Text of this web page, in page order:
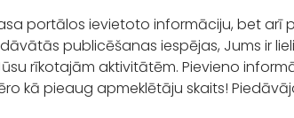
portālos ievietoto informāciju, bet arī
publicēšanas iespējas, Jums ir
rīkotajām aktivitātēm. Pievieno
kā pieaug apmeklētāju skaits!